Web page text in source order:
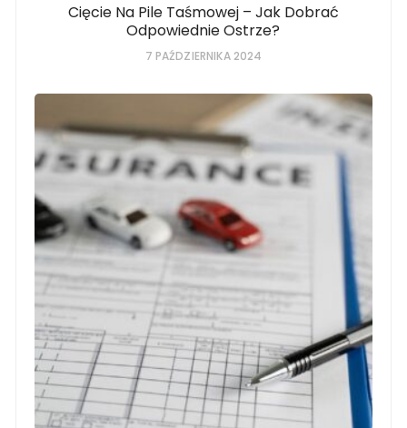
Cięcie Na Pile Taśmowej – Jak Dobrać
Odpowiednie Ostrze?
7 PAŹDZIERNIKA 2024